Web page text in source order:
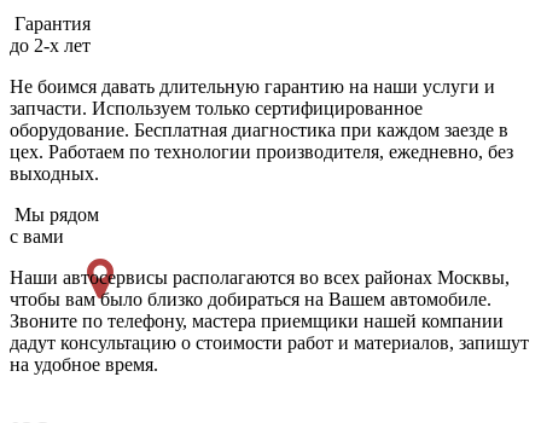
Гарантия
до 2-х лет
Не боимся давать длительную гарантию на наши услуги и
запчасти. Используем только сертифицированное
оборудование. Бесплатная диагностика при каждом заезде в
цех. Работаем по технологии производителя, ежедневно, без
выходных.
Мы рядом
с вами
Наши автосервисы располагаются во всех районах Москвы,
чтобы вам было близко добираться на Вашем автомобиле.
Звоните по телефону, мастера приемщики нашей компании
дадут консультацию о стоимости работ и материалов, запишут
на удобное время.